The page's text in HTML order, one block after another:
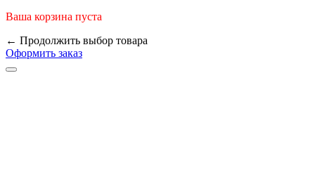
Ваша корзина пуста
← Продолжить выбор товара
Оформить заказ